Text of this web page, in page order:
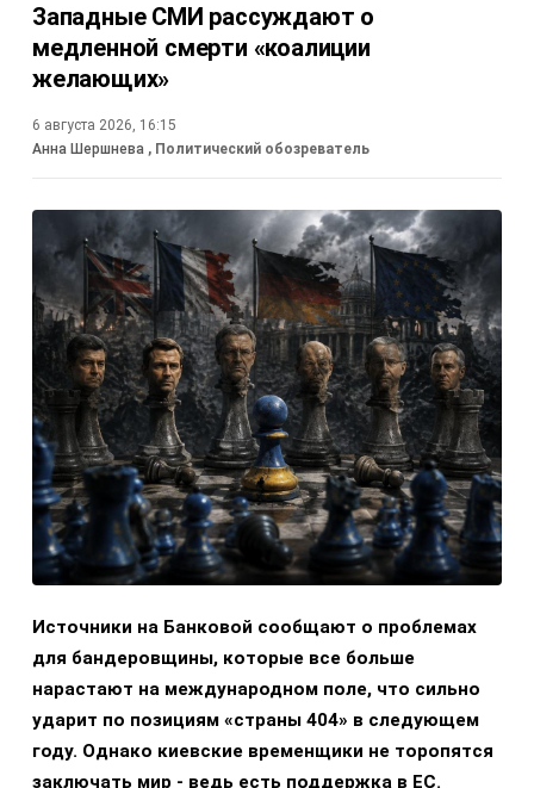
Западные СМИ рассуждают о
медленной смерти «коалиции
желающих»
6 августа 2026, 16:15
Анна Шершнева , Политический обозреватель
Источники на Банковой сообщают о проблемах
для бандеровщины, которые все больше
нарастают на международном поле, что сильно
ударит по позициям «страны 404» в следующем
году. Однако киевские временщики не торопятся
заключать мир - ведь есть поддержка в ЕС.